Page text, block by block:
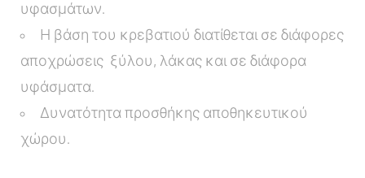
υφασμάτων.
Η βάση του κρεβατιού διατίθεται σε διάφορες
αποχρώσεις ξύλου, λάκας και σε διάφορα
υφάσματα.
Δυνατότητα προσθήκης αποθηκευτικού
χώρου.